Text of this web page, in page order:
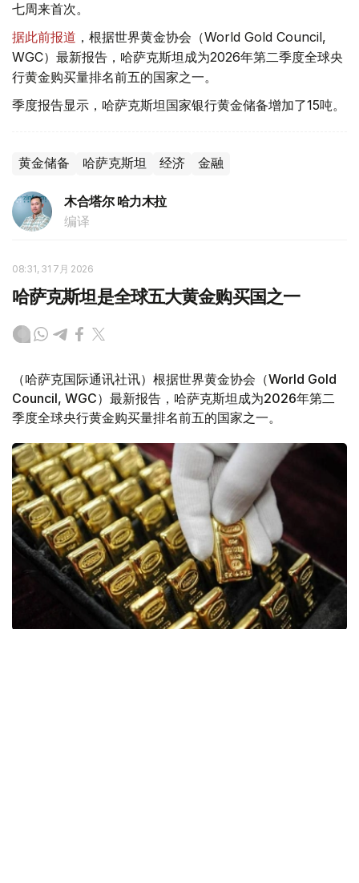
七周来首次。
据此前报道 ，根据世界黄金协会（World Gold Council,
WGC）最新报告，哈萨克斯坦成为2026年第二季度全球央
行黄金购买量排名前五的国家之一。
季度报告显示，哈萨克斯坦国家银行黄金储备增加了15吨。
黄金储备 哈萨克斯坦 经济 金融
木合塔尔 哈力木拉
编译
08:31, 31 7月 2026
哈萨克斯坦是全球五大黄金购买国之一
（哈萨克国际通讯社讯）根据世界黄金协会（World Gold
Council, WGC）最新报告，哈萨克斯坦成为2026年第二
季度全球央行黄金购买量排名前五的国家之一。